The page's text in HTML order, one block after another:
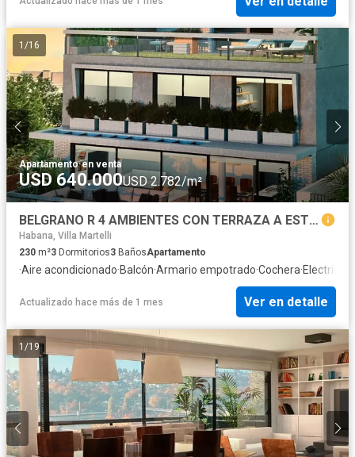
1 /16
Apartamento·en venta
USD 640.000USD 2.782/m²
BELGRANO R 4 AMBIENTES CON TERRAZA A ESTRENAR
Habana, Villa Martelli
230 m²3 Dormitorios3 BañosApartamento
·Aire acondicionado·Balcón·Armario empotrado·Cochera·
Actualizado hace más de 1 mes Ver en detalle
1 /19